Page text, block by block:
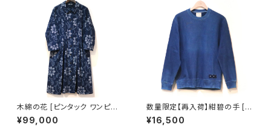
木綿の花 [ピンタック ワンピー
スコート 総手織り] 藍染手織り
雪割草柄 久留米かすり 袖口2w
¥99,000
数量限定【再入荷】紺碧の手 [天
然藍染スウェット] M・L ※職人
手染め
¥16,500